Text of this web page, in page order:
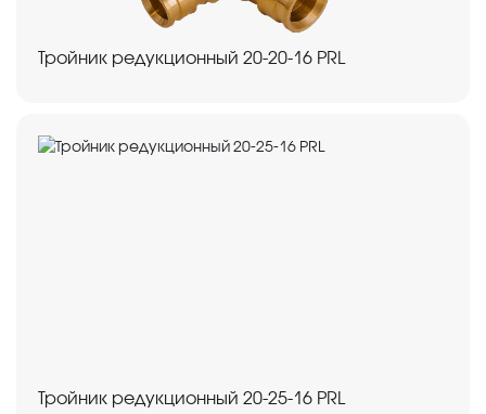
Тройник редукционный 20-20-16 PRL
Тройник редукционный 20-25-16 PRL